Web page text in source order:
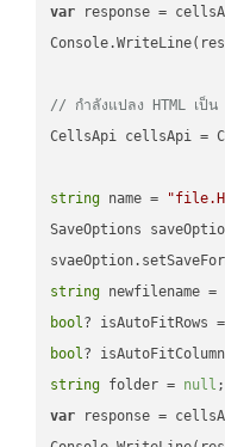
var response =
// กำลังแปลง HTML เป็น
CellsApi cellsApi =
string name =
SaveOptions
string
bool? isAutoFitRows
bool?
string folder = null
var response =